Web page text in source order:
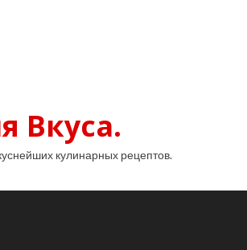
Вкуса.
кулинарных рецептов.